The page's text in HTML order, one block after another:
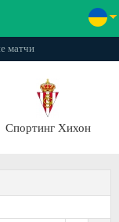
матчи
Спортинг Хихон